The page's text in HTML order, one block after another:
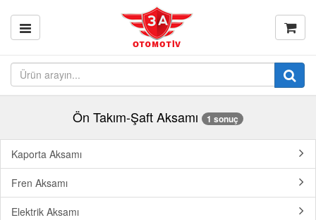
Ön Takım-Şaft Aksamı 1 sonuç
Kaporta Aksamı
Fren Aksamı
Elektrik Aksamı